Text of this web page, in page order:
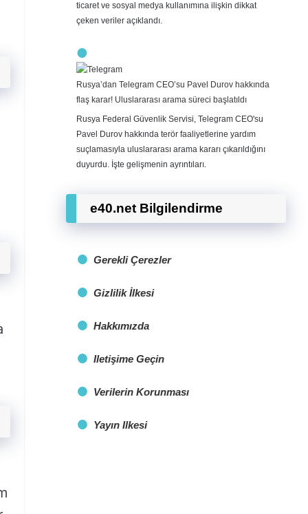
ticaret ve sosyal medya kullanımına ilişkin dikkat
çeken veriler açıklandı.
Rusya’dan Telegram CEO’su Pavel Durov hakkında
flaş karar! Uluslararası arama süreci başlatıldı
Rusya Federal Güvenlik Servisi, Telegram CEO'su
Pavel Durov hakkında terör faaliyetlerine yardım
suçlamasıyla uluslararası arama kararı çıkarıldığını
duyurdu. İşte gelişmenin ayrıntıları.
e40.net Bilgilendirme
Gerekli Çerezler
Gizlilik İlkesi
Hakkımızda
Iletişime Geçin
Verilerin Korunması
Yayın Ilkesi